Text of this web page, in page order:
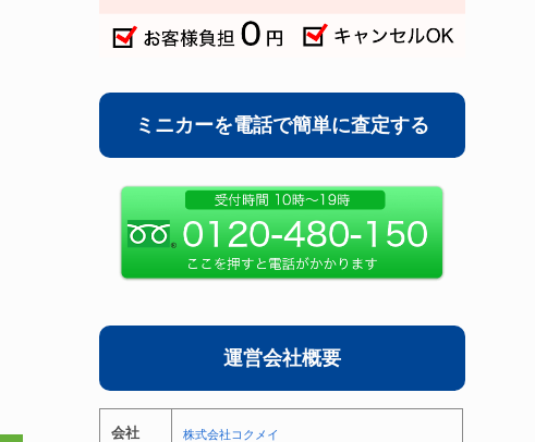
ミニカーを電話で簡単に査定する
運営会社概要
会社 株式会社コクメイ